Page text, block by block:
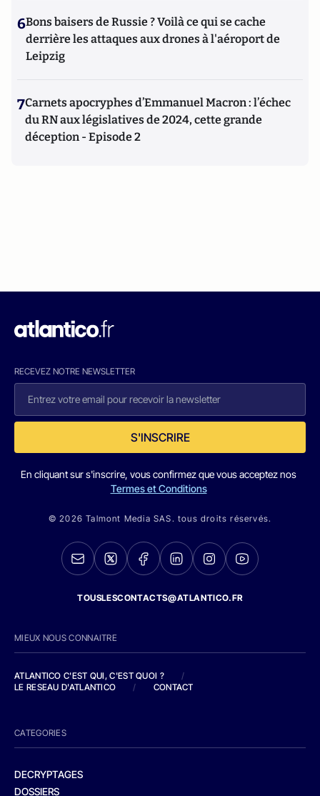
6Bons baisers de Russie ? Voilà ce qui se cache
derrière les attaques aux drones à l'aéroport de
Leipzig
7Carnets apocryphes d’Emmanuel Macron : l’échec
du RN aux législatives de 2024, cette grande
déception - Episode 2
RECEVEZ NOTRE NEWSLETTER
S'INSCRIRE
En cliquant sur s'inscrire, vous confirmez que vous acceptez nos
Termes et Conditions
© 2026 Talmont Media SAS. tous droits réservés.
TOUSLESCONTACTS@ATLANTICO.FR
MIEUX NOUS CONNAITRE
ATLANTICO C'EST QUI, C'EST QUOI ?
/
LE RESEAU D'ATLANTICO
/ CONTACT
CATEGORIES
DECRYPTAGES
DOSSIERS